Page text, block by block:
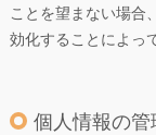
ことを望まない場合
効化することによっ
個人情報の